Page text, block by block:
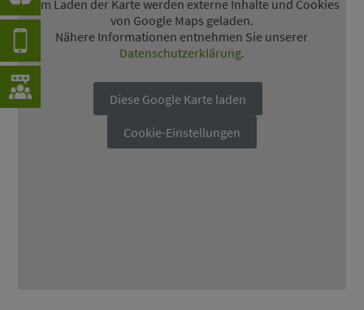
Beim Laden der Karte werden externe Inhalte und Cookies
von Google Maps geladen.
Nähere Informationen entnehmen Sie unserer
Datenschutzerklärung.
Diese Google Karte laden
Cookie-Einstellungen